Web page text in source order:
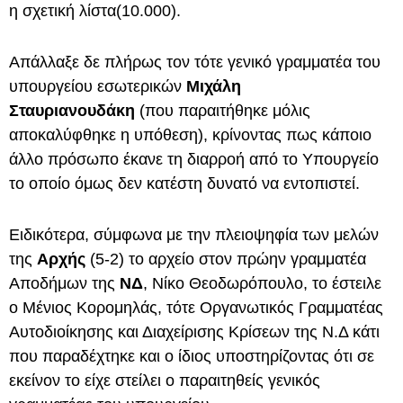
η σχετική λίστα(10.000).
Απάλλαξε δε πλήρως τον τότε γενικό γραμματέα του
υπουργείου εσωτερικών Μιχάλη
Σταυριανουδάκη (που παραιτήθηκε μόλις
αποκαλύφθηκε η υπόθεση), κρίνοντας πως κάποιο
άλλο πρόσωπο έκανε τη διαρροή από το Υπουργείο
το οποίο όμως δεν κατέστη δυνατό να εντοπιστεί.
Ειδικότερα, σύμφωνα με την πλειοψηφία των μελών
της Αρχής (5-2) το αρχείο στον πρώην γραμματέα
Αποδήμων της ΝΔ, Νίκο Θεοδωρόπουλο, το έστειλε
ο Μένιος Κορομηλάς, τότε Οργανωτικός Γραμματέας
Αυτοδιοίκησης και Διαχείρισης Κρίσεων της Ν.Δ κάτι
που παραδέχτηκε και ο ίδιος υποστηρίζοντας ότι σε
εκείνον το είχε στείλει ο παραιτηθείς γενικός